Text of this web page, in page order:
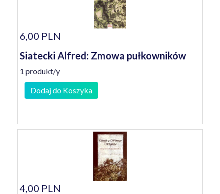
6,00 PLN
Siatecki Alfred: Zmowa pułkowników
1 produkt/y
Dodaj do Koszyka
4,00 PLN